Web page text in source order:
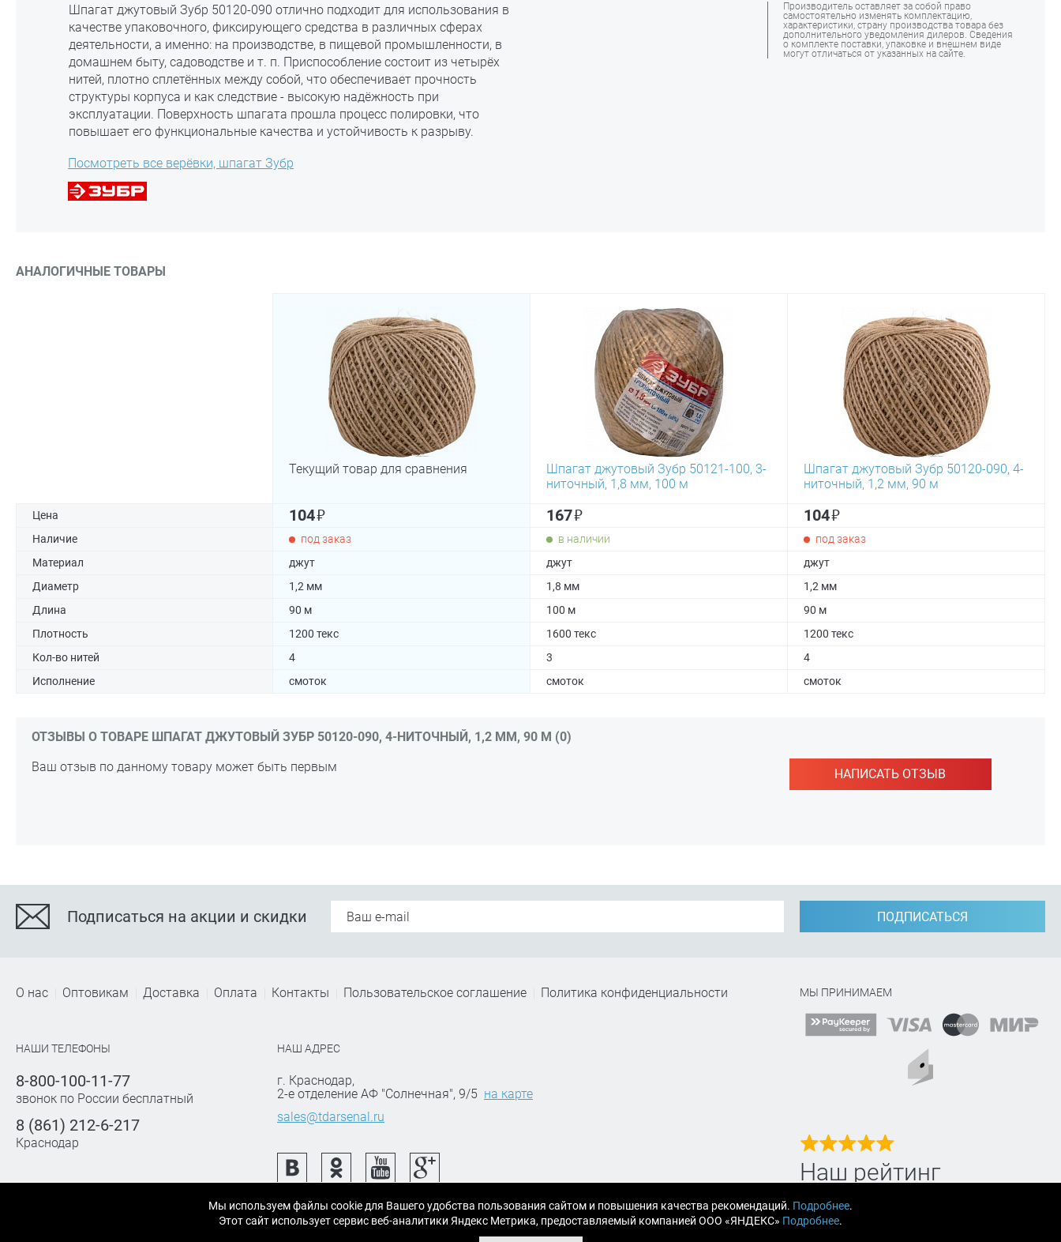
Шпагат джутовый Зубр 50120-090 отлично подходит для использования в
качестве упаковочного, фиксирующего средства в различных сферах
деятельности, а именно: на производстве, в пищевой промышленности, в
домашнем быту, садоводстве и т. п. Приспособление состоит из четырёх
нитей, плотно сплетённых между собой, что обеспечивает прочность
структуры корпуса и как следствие - высокую надёжность при
эксплуатации. Поверхность шпагата прошла процесс полировки, что
повышает его функциональные качества и устойчивость к разрыву.
Производитель оставляет за собой право
самостоятельно изменять комплектацию,
характеристики, страну производства товара без
дополнительного уведомления дилеров. Сведения
о комплекте поставки, упаковке и внешнем виде
могут отличаться от указанных на сайте.
Посмотреть все верёвки, шпагат Зубр
АНАЛОГИЧНЫЕ ТОВАРЫ
Текущий товар для сравнения
Шпагат джутовый Зубр 50121-100, 3-
ниточный, 1,8 мм, 100 м
Шпагат джутовый Зубр 50120-090, 4-
ниточный, 1,2 мм, 90 м
Цена 104₽ 167₽ 104₽
Наличие под заказ в наличии
под заказ
Материал
джут джут
джут
Диаметр
1,2 мм 1,8 мм
1,2 мм
Длина
90 м 100 м
90 м
Плотность
1200 текс 1600 текс
1200 текс
Кол-во нитей
4 3
4
Исполнение
смоток смоток смоток
ОТЗЫВЫ О ТОВАРЕ ШПАГАТ ДЖУТОВЫЙ ЗУБР 50120-090, 4-НИТОЧНЫЙ, 1,2 ММ, 90 М (0)
НАПИСАТЬ ОТЗЫВ
Ваш отзыв по данному товару может быть первым
Подписаться на акции и скидки ПОДПИСАТЬСЯ
О нас Оптовикам Доставка Оплата Контакты Пользовательское соглашение Политика конфиденциальности
НАШИ ТЕЛЕФОНЫ
8-800-100-11-77
звонок по России бесплатный
8 (861) 212-6-217
Краснодар
НАШ АДРЕС
г. Краснодар,
2-е отделение АФ "Солнечная", 9/5 на карте
sales@tdarsenal.ru
МЫ ПРИНИМАЕМ
Наш рейтинг
на Яндекс маркет
Читайте отзывы
Мы используем файлы cookie для Вашего удобства пользования сайтом и повышения качества рекомендаций. Подробнее.
Этот сайт использует сервис веб-аналитики Яндекс Метрика, предоставляемый компанией ООО «ЯНДЕКС» Подробнее.